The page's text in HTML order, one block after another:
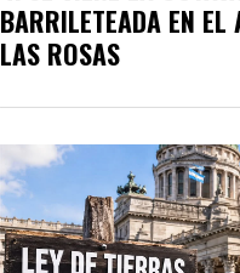
BARRILETEADA EN EL
LAS ROSAS